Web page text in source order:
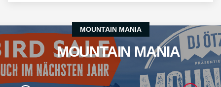
MOUNTAIN MANIA
MOUNTAIN MANIA